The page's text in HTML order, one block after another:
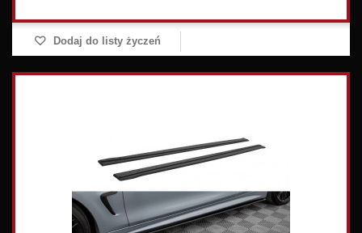
Dodaj do listy życzeń